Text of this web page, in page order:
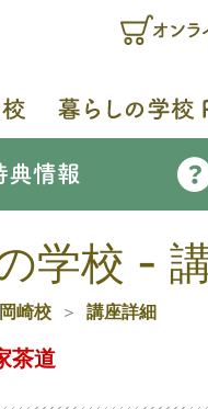
学校 -
岡崎校 講座詳細
茶道